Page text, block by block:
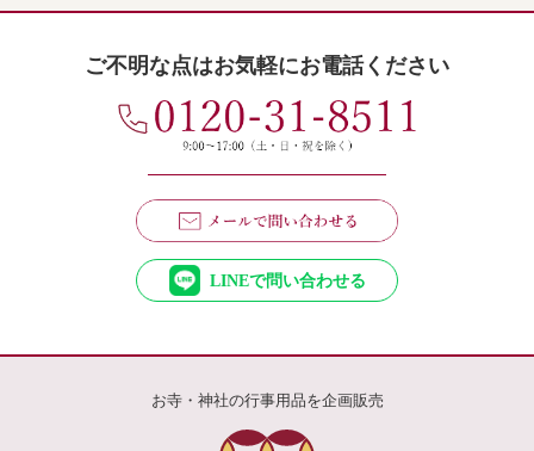
ご不明な点はお気軽にお電話ください
LINEで問い合わせる
お寺・神社の行事用品を企画販売